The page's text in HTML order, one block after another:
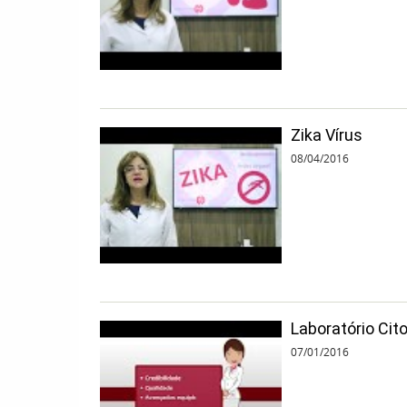
Zika Vírus
08/04/2016
Laboratório
07/01/2016